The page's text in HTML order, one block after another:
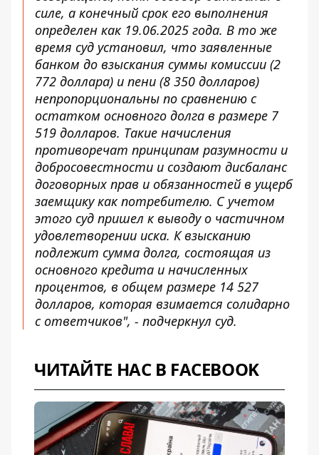
силе, а конечный срок его выполнения
определен как 19.06.2025 года. В то же
время суд установил, что заявленные
банком до взыскания суммы комиссии (2
772 доллара) и пени (8 350 долларов)
непропорциональны по сравнению с
остатком основного долга в размере 7
519 долларов. Такие начисления
противоречат принципам разумности и
добросовестности и создают дисбаланс
договорных прав и обязанностей в ущерб
заемщику как потребителю. С учетом
этого суд пришел к выводу о частичном
удовлетворении иска. К взысканию
подлежит сумма долга, состоящая из
основного кредита и начисленных
процентов, в общем размере 14 527
долларов, которая взимается солидарно
с ответчиков", - подчеркнул суд.
ЧИТАЙТЕ НАС В FACEBOOK